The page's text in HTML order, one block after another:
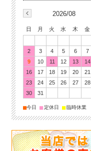
2026/08
日 月 火 水 木 金
2
3 4 5 6 7
9
10 11 12 13 14
16
17 18 19 20 21
23
24 25 26 27 28
30
31
■今日 ■定休日 ■臨時休業